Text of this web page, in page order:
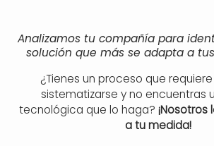
Analizamos tu compañía para
solución que más se adapta a
¿Tienes un proceso que
sistematizarse y no encuentras
tecnológica que lo haga?
a tu medida!